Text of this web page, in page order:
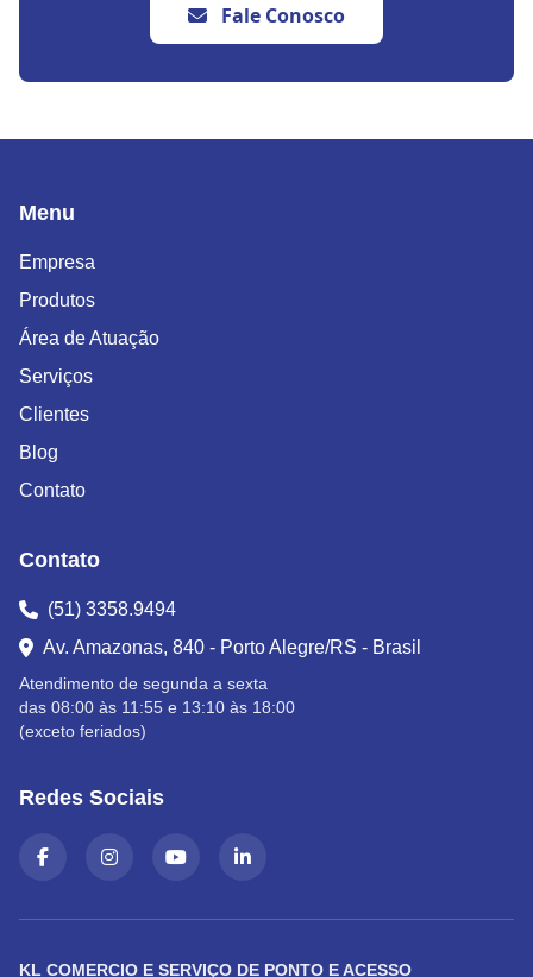
Fale Conosco
Menu
Empresa
Produtos
Área de Atuação
Serviços
Clientes
Blog
Contato
Contato
(51) 3358.9494
Av. Amazonas, 840 - Porto Alegre/RS - Brasil
Atendimento de segunda a sexta
das 08:00 às 11:55 e 13:10 às 18:00
(exceto feriados)
Redes Sociais
KL COMERCIO E SERVIÇO DE PONTO E ACESSO